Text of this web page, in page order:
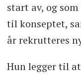
start av, og
til konseptet,
år rekrutteres
Hun legger til